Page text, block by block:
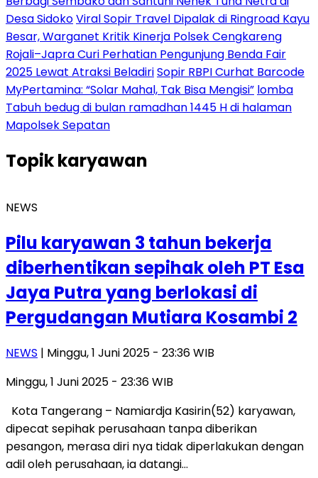
Desa SidokoViral Sopir Travel Dipalak di Ringroad Kayu
Besar, Warganet Kritik Kinerja Polsek Cengkareng
Rojali–Japra Curi Perhatian Pengunjung Benda Fair
2025 Lewat Atraksi BeladiriSopir RBPI Curhat Barcode
MyPertamina: “Solar Mahal, Tak Bisa Mengisi” lomba
Tabuh bedug di bulan ramadhan 1445 H di halaman
Mapolsek Sepatan
Topikkaryawan
NEWS
Pilu karyawan 3 tahun bekerja
diberhentikan sepihak oleh PT Esa
Jaya Putra yang berlokasi di
Pergudangan Mutiara Kosambi 2
NEWS | Minggu, 1 Juni 2025 - 23:36 WIB
Minggu, 1 Juni 2025 - 23:36 WIB
Kota Tangerang – Namiardja Kasirin(52) karyawan,
dipecat sepihak perusahaan tanpa diberikan
pesangon, merasa diri nya tidak diperlakukan dengan
adil oleh perusahaan, ia datangi…